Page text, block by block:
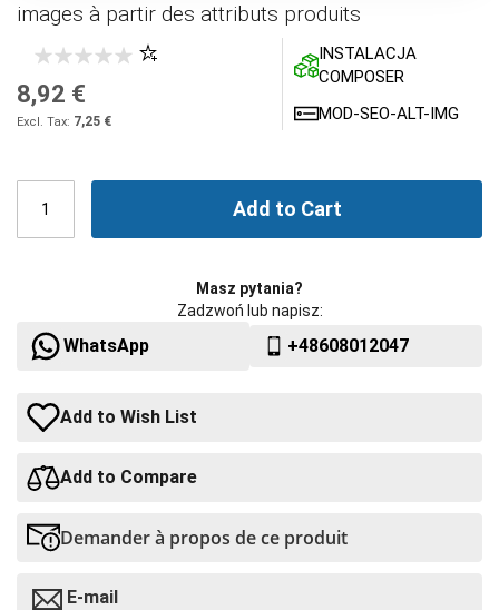
images à partir des attributs produits
8,92 €
7,25 €
INSTALACJA
COMPOSER
MOD-SEO-ALT-IMG
Add to Cart
Masz pytania?
Zadzwoń lub napisz:
WhatsApp +48608012047
Add to Wish List
Add to Compare
Demander à propos de ce produit
E-mail